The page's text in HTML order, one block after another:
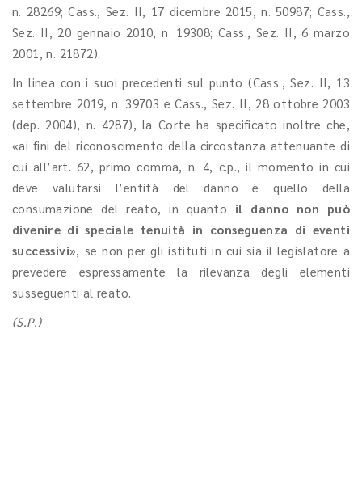
n. 28269; Cass., Sez. II, 17 dicembre 2015, n. 50987; Cass.,
Sez. II, 20 gennaio 2010, n. 19308; Cass., Sez. II, 6 marzo
2001, n. 21872).
In linea con i suoi precedenti sul punto (Cass., Sez. II, 13
settembre 2019, n. 39703 e Cass., Sez. II, 28 ottobre 2003
(dep. 2004), n. 4287), la Corte ha specificato inoltre che,
«ai fini del riconoscimento della circostanza attenuante di
cui all’art. 62, primo comma, n. 4, c.p., il momento in cui
deve valutarsi l’entità del danno è quello della
consumazione del reato, in quanto il danno non può
divenire di speciale tenuità in conseguenza di eventi
successivi», se non per gli istituti in cui sia il legislatore a
prevedere espressamente la rilevanza degli elementi
susseguenti al reato.
(S.P.)